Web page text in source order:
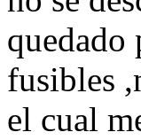
quedado
fusibles
el cual